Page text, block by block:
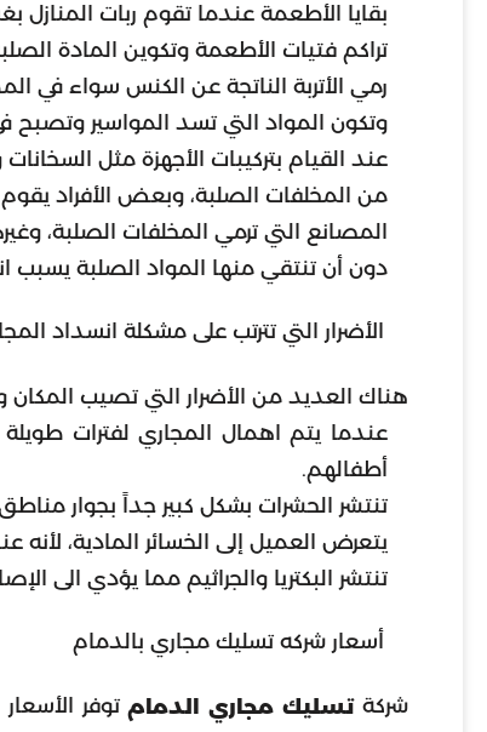
بقايا الأطعمة عندما تقوم ربات
تراكم فتيات الأطعمة وتكوين المادة
رمي الأتربة الناتجة عن الكنس سواء في
وتكون المواد التي تسد المواسير وتصبح
عند القيام بتركيبات الأجهزة مثل السخانات
من المخلفات الصلبة، وبعض الأفراد يقوم
المصانع التي ترمي المخلفات الصلبة،
دون أن تنتقي منها المواد الصلبة يسبب
الأضرار التي تترتب على مشكلة انسداد
هناك العديد من الأضرار التي تصيب
عندما يتم اهمال المجاري لفترات
أطفالهم.
تنتشر الحشرات بشكل كبير جداً بجوار
يتعرض العميل إلى الخسائر المادية، لأنه
تنتشر البكتريا والجراثيم مما يؤدي الى
أسعار شركه تسليك مجاري بالدمام
شركةتسليك مجاري الدمامتوفر